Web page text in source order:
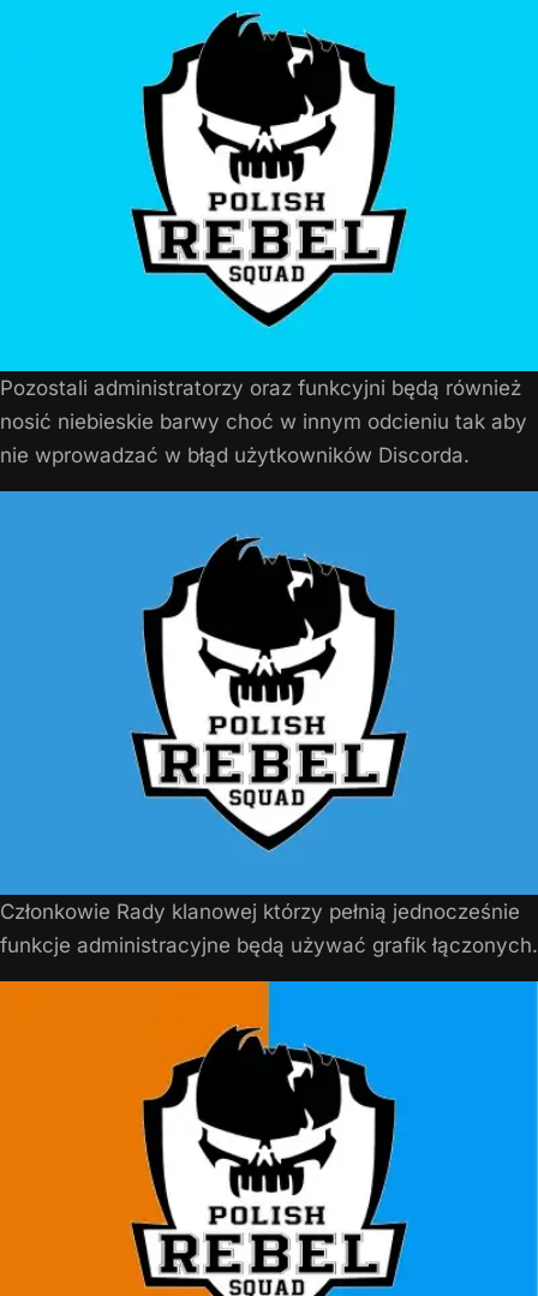
Pozostali administratorzy oraz funkcyjni będą również
nosić niebieskie barwy choć w innym odcieniu tak aby
nie wprowadzać w błąd użytkowników Discorda.
Członkowie Rady klanowej którzy pełnią jednocześnie
funkcje administracyjne będą używać grafik łączonych.